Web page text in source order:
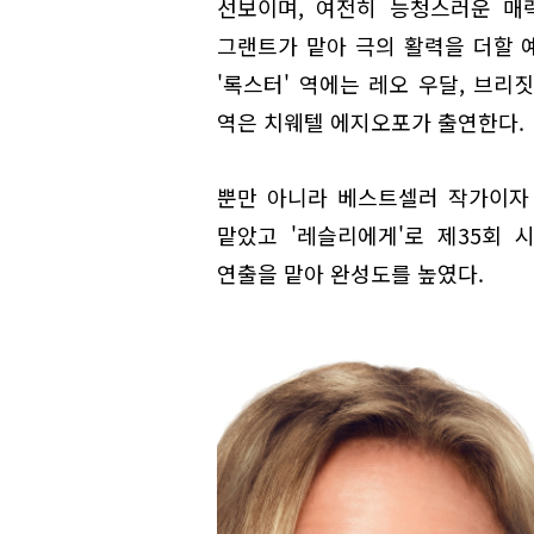
선보이며, 여전히 능청스러운
그랜트가 맡아 극의 활력을 더할
'록스터' 역에는 레오 우달, 브리
역은 치웨텔 에지오포가 출연한다.
뿐만 아니라 베스트셀러 작가이
맡았고 '레슬리에게'로 제35회
연출을 맡아 완성도를 높였다.